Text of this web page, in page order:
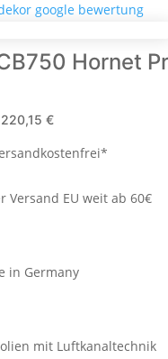
Hornet
220,15 €
Versand EU weit ab 60€
in Germany
mit Luftkanaltechnik